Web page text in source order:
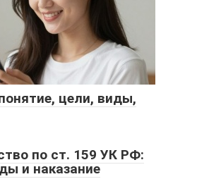
цели, виды,
по ст. 159 УК РФ:
и наказание